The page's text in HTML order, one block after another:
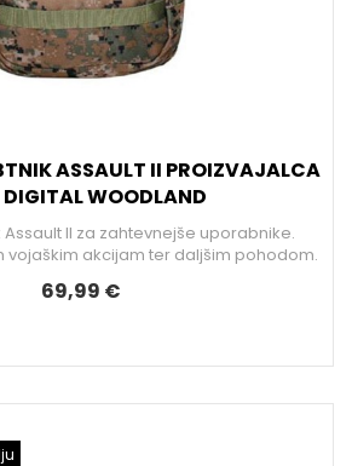
ASSAULT II PROIZVAJALCA
DIGITAL WOODLAND
II za zahtevnejše uporabnike.
vojaškim akcijam ter daljšim pohodom.
69,99 €